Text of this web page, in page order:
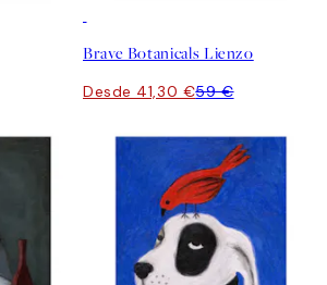
Brave Botanicals Lienzo
Desde 41,30 €59 €